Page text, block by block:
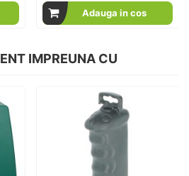
Adauga in cos
IMPREUNA CU